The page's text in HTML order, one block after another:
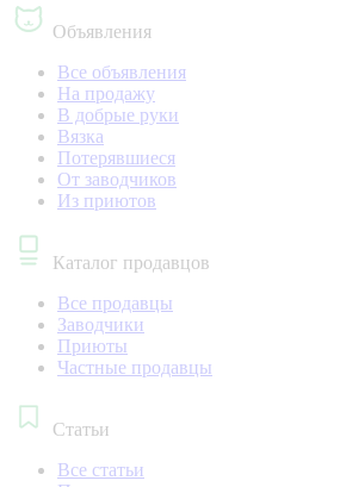
Объявления
Все объявления
На продажу
В добрые руки
Вязка
Потерявшиеся
От заводчиков
Из приютов
Каталог продавцов
Все продавцы
Заводчики
Приюты
Частные продавцы
Статьи
Все статьи